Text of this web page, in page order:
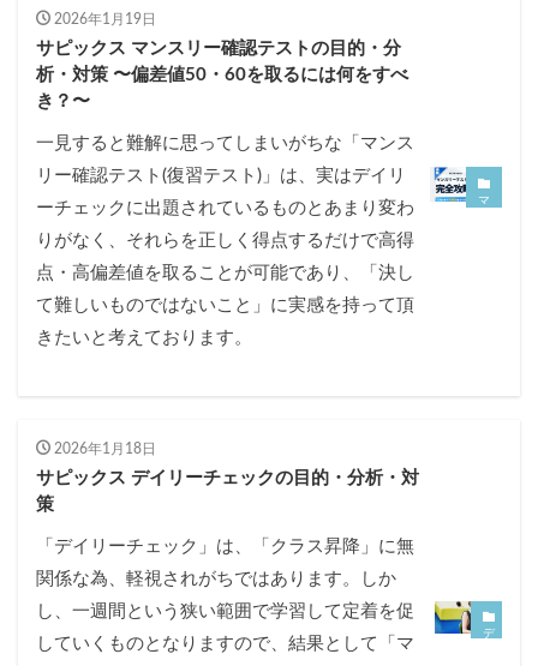
マ
2026年1月19日
サピックス マンスリー確認テストの目的・分
析・対策 〜偏差値50・60を取るには何をすべ
き？〜
一見すると難解に思ってしまいがちな「マンス
リー確認テスト(復習テスト)」は、実はデイリ
ーチェックに出題されているものとあまり変わ
りがなく、それらを正しく得点するだけで高得
点・高偏差値を取ることが可能であり、「決し
て難しいものではないこと」に実感を持って頂
きたいと考えております。
デ
2026年1月18日
サピックス デイリーチェックの目的・分析・対
策
「デイリーチェック」は、「クラス昇降」に無
関係な為、軽視されがちではあります。しか
し、一週間という狭い範囲で学習して定着を促
していくものとなりますので、結果として「マ